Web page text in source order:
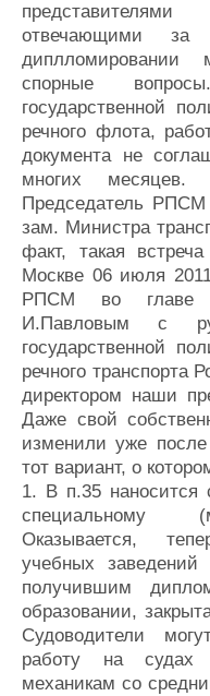
отвечающими за
диплломировании
спорные
государственной
речного флота,
документа не
многих
Председатель
зам. Министра
факт, такая
Москве 06 июля
РПСМ во главе
И.Павловым с
государственной
речного транспорта
директором наши
Даже свой
изменили уже
тот вариант, о
1. В п.35 наносится
специальному
Оказывается,
учебных заведений
получившим
образовании,
Судоводители
работу на судах
механикам со